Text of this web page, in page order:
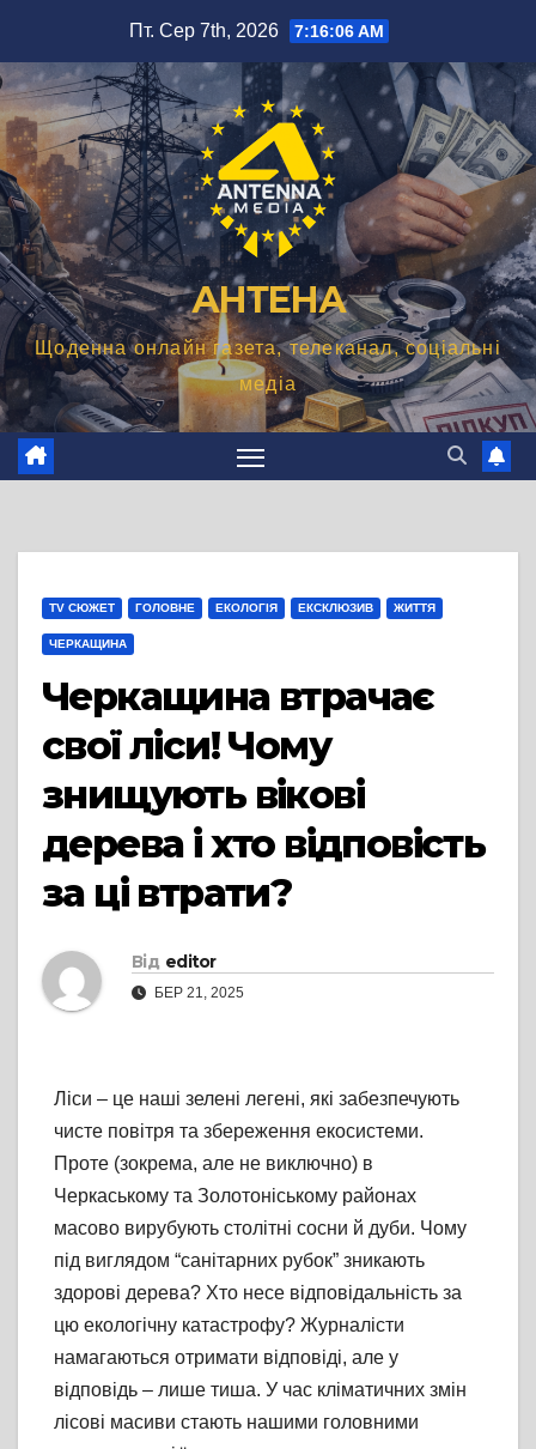
вмісту
Пт. Сер 7th, 2026 7:16:07 AM
АНТЕНА
Щоденна онлайн газета, телеканал, соціальні
медіа
TV СЮЖЕТ ГОЛОВНЕ ЕКОЛОГІЯ ЕКСКЛЮЗИВ ЖИТТЯ
ЧЕРКАЩИНА
Черкащина втрачає
свої ліси! Чому
знищують вікові
дерева і хто відповість
за ці втрати?
Від editor
БЕР 21, 2025
Ліси – це наші зелені легені, які забезпечують
чисте повітря та збереження екосистеми.
Проте (зокрема, але не виключно) в
Черкаському та Золотоніському районах
масово вирубують столітні сосни й дуби. Чому
під виглядом “санітарних рубок” зникають
здорові дерева? Хто несе відповідальність за
цю екологічну катастрофу? Журналісти
намагаються отримати відповіді, але у
відповідь – лише тиша. У час кліматичних змін
лісові масиви стають нашими головними